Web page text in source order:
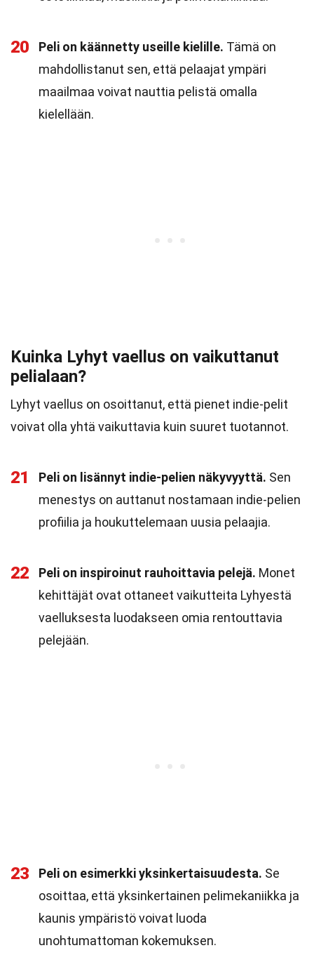
20 Peli on käännetty useille kielille. Tämä on
mahdollistanut sen, että pelaajat ympäri
maailmaa voivat nauttia pelistä omalla
kielellään.
Kuinka Lyhyt vaellus on vaikuttanut
pelialaan?
Lyhyt vaellus on osoittanut, että pienet indie-pelit
voivat olla yhtä vaikuttavia kuin suuret tuotannot.
21 Peli on lisännyt indie-pelien näkyvyyttä. Sen
menestys on auttanut nostamaan indie-pelien
profiilia ja houkuttelemaan uusia pelaajia.
22 Peli on inspiroinut rauhoittavia pelejä. Monet
kehittäjät ovat ottaneet vaikutteita Lyhyestä
vaelluksesta luodakseen omia rentouttavia
pelejään.
23 Peli on esimerkki yksinkertaisuudesta. Se
osoittaa, että yksinkertainen pelimekaniikka ja
kaunis ympäristö voivat luoda
unohtumattoman kokemuksen.